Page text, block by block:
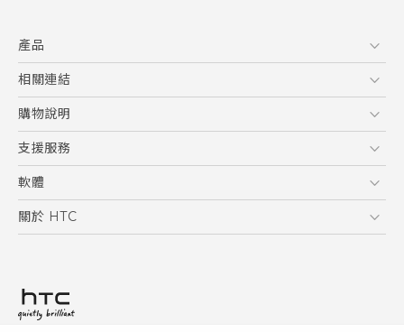
產品
5G
智慧型手機
配件
相關連結
HTC Research
購物說明
購物須知
訂單管理
付款方式
支援服務
到府收送維修服務
服務中心資訊
客戶服務佈告欄
軟體
應用程式
HTC Sync Manager
關於 HTC
投資人